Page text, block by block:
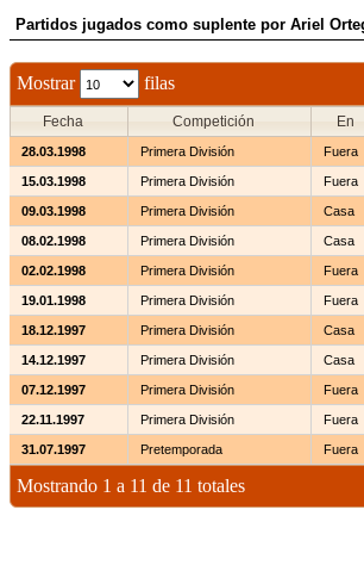
Partidos jugados como suplente por Ariel
Mostrar filas
Fecha Competición En
28.03.1998 Primera División Fuera
15.03.1998 Primera División Fuera
09.03.1998 Primera División Casa
08.02.1998 Primera División Casa
02.02.1998 Primera División Fuera
19.01.1998 Primera División Fuera
18.12.1997 Primera División Casa
14.12.1997 Primera División Casa
07.12.1997 Primera División Fuera
22.11.1997 Primera División Fuera
31.07.1997 Pretemporada Fuera
Mostrando 1 a 11 de 11 totales